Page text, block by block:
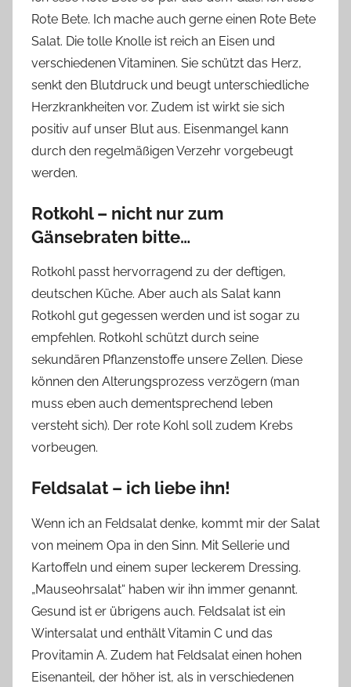
Rote Bete. Ich mache auch gerne einen Rote Bete
Salat. Die tolle Knolle ist reich an Eisen und
verschiedenen Vitaminen. Sie schützt das Herz,
senkt den Blutdruck und beugt unterschiedliche
Herzkrankheiten vor. Zudem ist wirkt sie sich
positiv auf unser Blut aus. Eisenmangel kann
durch den regelmäßigen Verzehr vorgebeugt
werden.
Rotkohl – nicht nur zum
Gänsebraten bitte…
Rotkohl passt hervorragend zu der deftigen,
deutschen Küche. Aber auch als Salat kann
Rotkohl gut gegessen werden und ist sogar zu
empfehlen. Rotkohl schützt durch seine
sekundären Pflanzenstoffe unsere Zellen. Diese
können den Alterungsprozess verzögern (man
muss eben auch dementsprechend leben
versteht sich). Der rote Kohl soll zudem Krebs
vorbeugen.
Feldsalat – ich liebe ihn!
Wenn ich an Feldsalat denke, kommt mir der Salat
von meinem Opa in den Sinn. Mit Sellerie und
Kartoffeln und einem super leckerem Dressing.
„Mauseohrsalat“ haben wir ihn immer genannt.
Gesund ist er übrigens auch. Feldsalat ist ein
Wintersalat und enthält Vitamin C und das
Provitamin A. Zudem hat Feldsalat einen hohen
Eisenanteil, der höher ist, als in verschiedenen